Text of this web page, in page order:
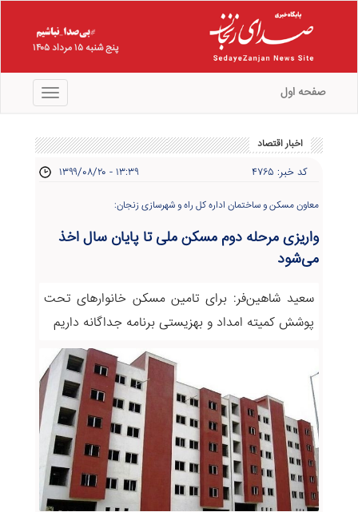
پنج شنبه ۱۵ مرداد ۱۴۰۵
منو صفحه اول
اخبار اقتصاد
کد خبر: ۴۷۶۵ ۱۳۹۹/۰۸/۲۰ - ۱۳:۳۹
معاون مسکن و ساختمان اداره کل راه و شهرسازی زنجان:
واریزی مرحله دوم مسکن ملی تا پایان سال اخذ
می‌شود
سعید شاهین‌فر: برای تامین مسکن خانوارهای تحت
پوشش کمیته امداد و بهزیستی برنامه جداگانه داریم